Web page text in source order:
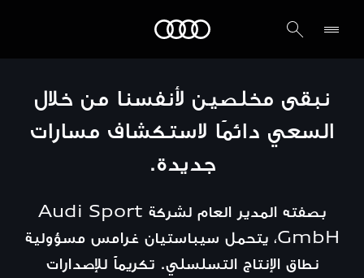
نبقى مخلصين لأنفسنا من خلال
السعي دائمًا لاستكشاف مسارات
جديدة.
بصفته المدير العام لشركة Audi Sport
GmbH، يتحمل سيباستيان غرامس مسؤولية
نطاق الإنتاج التسلسلي. تكريماً للإصدارات